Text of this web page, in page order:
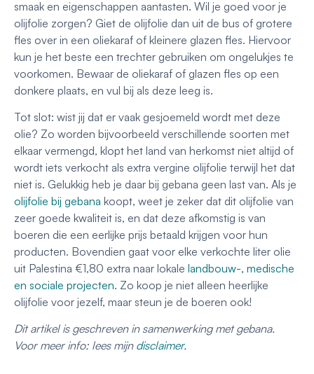
smaak en eigenschappen aantasten. Wil je goed voor je
olijfolie zorgen? Giet de olijfolie dan uit de bus of grotere
fles over in een oliekaraf of kleinere glazen fles. Hiervoor
kun je het beste een trechter gebruiken om ongelukjes te
voorkomen. Bewaar de oliekaraf of glazen fles op een
donkere plaats, en vul bij als deze leeg is.
Tot slot: wist jij dat er vaak gesjoemeld wordt met deze
olie? Zo worden bijvoorbeeld verschillende soorten met
elkaar vermengd, klopt het land van herkomst niet altijd of
wordt iets verkocht als extra vergine olijfolie terwijl het dat
niet is. Gelukkig heb je daar bij gebana geen last van. Als je
olijfolie bij gebana koopt, weet je zeker dat dit olijfolie van
zeer goede kwaliteit is, en dat deze afkomstig is van
boeren die een eerlijke prijs betaald krijgen voor hun
producten. Bovendien gaat voor elke verkochte liter olie
uit Palestina €1,80 extra naar lokale landbouw-, medische
en sociale projecten. Zo koop je niet alleen heerlijke
olijfolie voor jezelf, maar steun je de boeren ook!
Dit artikel is geschreven in samenwerking met gebana.
Voor meer info: lees mijn disclaimer.